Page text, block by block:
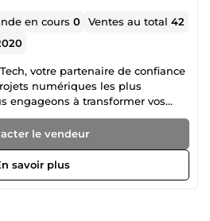
en cours0 Ventes au total42
votre partenaire de confiance
numériques les plus
engageons à transformer vos
performantes et pérennes,
vos objectifs d’affaires. Notre
plusieurs domaines clés :
mobile 💻📱 : Des applications
votre entreprise. Expériences
le vendeur
savoir plus